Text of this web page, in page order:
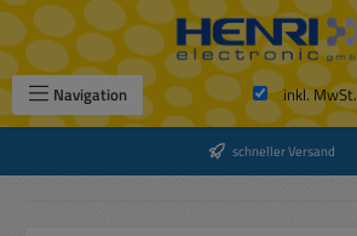
Zum Hauptinhalt springen
Navigation inkl. MwSt.
schneller Versand